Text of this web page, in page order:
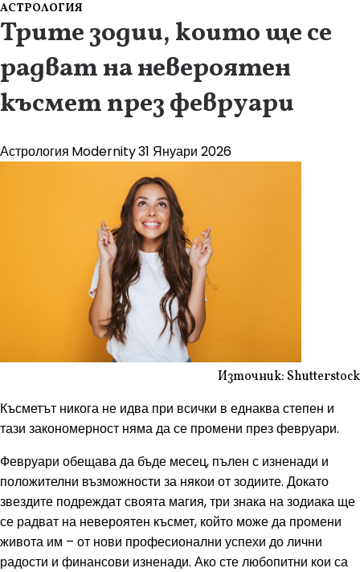
АСТРОЛОГИЯ
Трите зодии, които ще се
радват на невероятен
късмет през февруари
Астрология Modernity31 Януари 2026
Източник: Shutterstock
Късметът никога не идва при всички в еднаква степен и
тази закономерност няма да се промени през февруари.
Февруари обещава да бъде месец, пълен с изненади и
положителни възможности за някои от зодиите. Докато
звездите подреждат своята магия, три знака на зодиака ще
се радват на невероятен късмет, който може да промени
живота им – от нови професионални успехи до лични
радости и финансови изненади. Ако сте любопитни кои са